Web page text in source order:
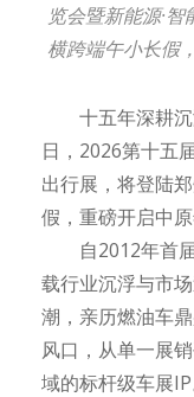
览会暨新能源·
横跨端午小长假
十五年深耕
日，2026第十五
出行展，将登陆
假，重磅开启中
自2012年首
载行业沉浮与市
潮，亲历燃油车
风口，从单一展
域的标杆级车展